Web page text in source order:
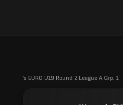
Women's EURO U19 Round 2 League A Grp. 1